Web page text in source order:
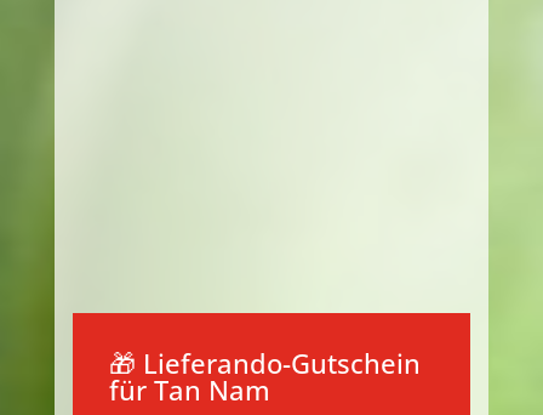
🎁 Lieferando-Gutschein
für Tan Nam